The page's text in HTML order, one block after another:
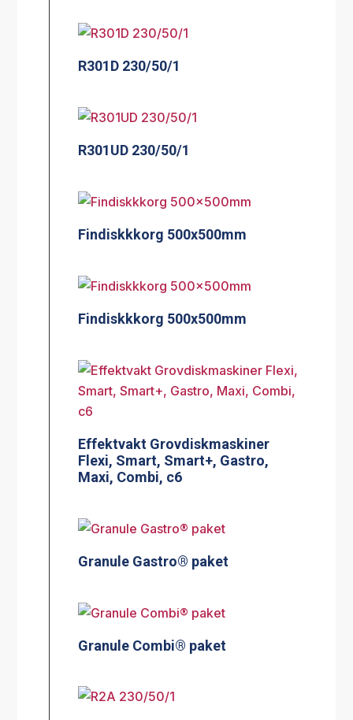
R301D 230/50/1
R301UD 230/50/1
Findiskkkorg 500x500mm
Findiskkkorg 500x500mm
Effektvakt Grovdiskmaskiner
Flexi, Smart, Smart+, Gastro,
Maxi, Combi, c6
Granule Gastro® paket
Granule Combi® paket